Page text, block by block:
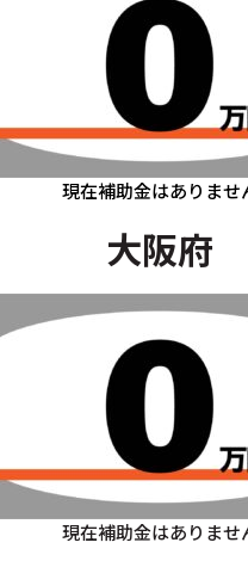
現在補助金はありませ
大阪府
現在補助金はありませ